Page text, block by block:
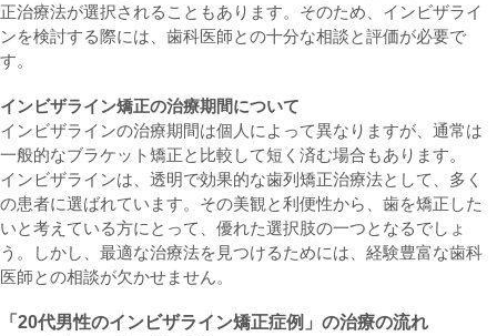
正治療法が選択されることもあります。そのため、インビザライ
ンを検討する際には、歯科医師との十分な相談と評価が必要で
す。
インビザライン矯正の治療期間について
インビザラインの治療期間は個人によって異なりますが、通常は
一般的なブラケット矯正と比較して短く済む場合もあります。
インビザラインは、透明で効果的な歯列矯正治療法として、多く
の患者に選ばれています。その美観と利便性から、歯を矯正した
いと考えている方にとって、優れた選択肢の一つとなるでしょ
う。しかし、最適な治療法を見つけるためには、経験豊富な歯科
医師との相談が欠かせません。
「20代男性のインビザライン矯正症例」の治療の流れ